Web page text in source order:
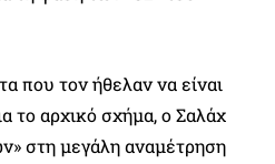
που τον ήθελαν να είναι
το αρχικό σχήμα, ο Σαλάχ
στη μεγάλη αναμέτρηση